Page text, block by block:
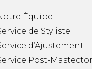
Équipe
de Styliste
d’Ajustement
Post-